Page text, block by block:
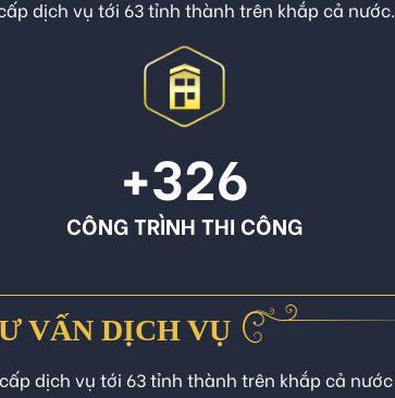
dịch vụ tới 63 tỉnh thành trên khắp cả nước.
+326
CÔNG TRÌNH THI CÔNG
VẤN DỊCH VỤ
cấp dịch vụ tới 63 tỉnh thành trên khắp cả nước